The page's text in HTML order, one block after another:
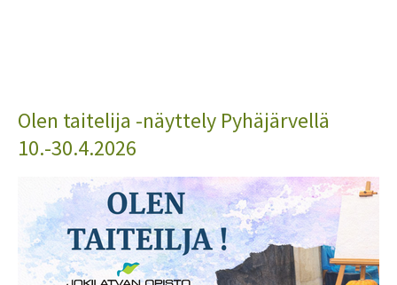
Olen taitelija -näyttely Pyhäjärvellä
10.-30.4.2026